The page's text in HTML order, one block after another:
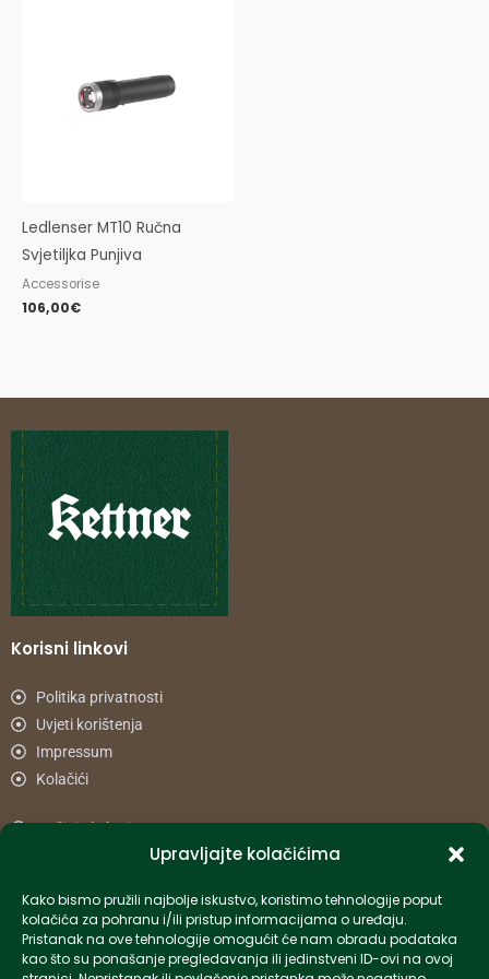
Upravljajte kolačićima
Kako bismo pružili najbolje iskustvo, koristimo tehnologije poput
kolačića za pohranu i/ili pristup informacijama o uređaju.
Pristanak na ove tehnologije omogućit će nam obradu podataka
kao što su ponašanje pregledavanja ili jedinstveni ID-ovi na ovoj
Ledlenser MT10 Ručna
Svjetiljka Punjiva
Accessorise
106,00€
Korisni linkovi
Politika privatnosti
Uvjeti korištenja
Impressum
Kolačići
Načini plaćanja
Informacije